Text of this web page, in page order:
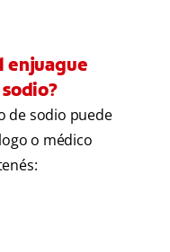
enjuague
de sodio puede
o médico